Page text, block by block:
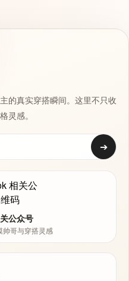
的真实穿搭瞬间。这里不只收
灵感。
➔
公众号
帅哥与穿搭灵感